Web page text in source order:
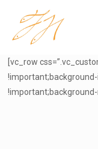
[vc_row